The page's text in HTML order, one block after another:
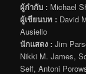
ผู้กำกับ : Michael
ผู้เขียนบท : David
Ausiello
นักแสดง : Jim
Nikki M. James,
Self, Antoni